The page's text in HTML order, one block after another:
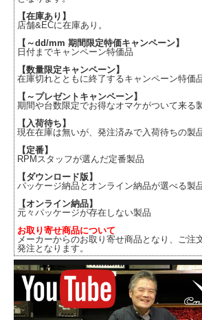
【在庫あり】
店舗&ECに在庫あり。
【～dd/mm 期間限定特価キャンペーン】
日付までキャンペーン特価品
【数量限定キャンペーン】
在庫切れとともに終了するキャンペーン特価
【～プレゼントキャンペーン】
期間や台数限定でお得なオマケがついて来る
【入荷待ち】
現在在庫は無いが、発注済みで入荷待ちの製
【定番】
RPMスタッフが選んだ定番製品
【ダウンロード版】
パッケージ納品とオンライン納品が選べる製
【オンライン納品】
元々パッケージが存在しない製品
お取り寄せ商品について
メーカーからのお取り寄せ商品となり、ご注
発注となります。